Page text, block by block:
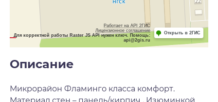
Работает на API 2ГИС
Лицензионное соглашение
Для корректной работы Raster JS API нужен ключ. Помощь:
api@2gis.ru
Открыть в 2ГИС
Описание
Микрорайон Фламинго класса комфорт.